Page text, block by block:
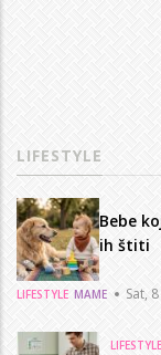
LIFESTYLE
LIFESTYLE MAME Sat,
Bebe
ih štiti
LIFESTYLE